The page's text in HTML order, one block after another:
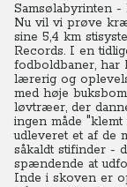
Samsølabyrinten
Nu vil vi prøve
sine 5,4 km
Records. I en
fodboldbaner, har
lærerig og
med høje
løvtræer, der
ingen måde
udleveret et af de
såkaldt stifinder -
spændende at
Inde i skoven er